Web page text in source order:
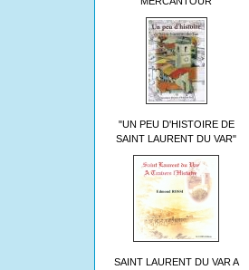
"UN PEU D'HISTOIRE DE
SAINT LAURENT DU VAR"
SAINT LAURENT DU VAR A